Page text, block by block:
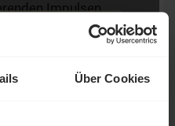
Über Cookies
Impulsen